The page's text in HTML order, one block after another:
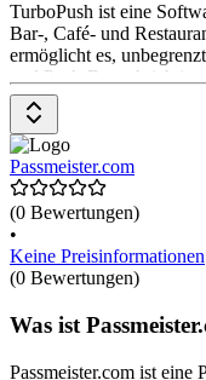
TurboPush ist eine
Bar-, Café- und
ermöglicht es,
und Push-
Benachrichtigungen und
je nach gewähltem
für das Basispaket und
Premium-Paket
Passmeister.com
(0 Bewertungen)
•
Keine Preisinformationen
(0 Bewertungen)
Was ist
Passmeister.com ist eine